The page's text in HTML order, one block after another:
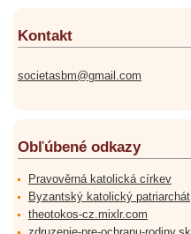
Kontakt
societasbm@gmail.com
Obľúbené odkazy
Pravověrná katolická církev
Byzantský katolický patriarchát
theotokos-cz.mixlr.com